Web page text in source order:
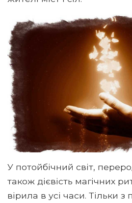
У потойбічний світ,
також дієвість магічних
вірила в усі часи. Тільки з